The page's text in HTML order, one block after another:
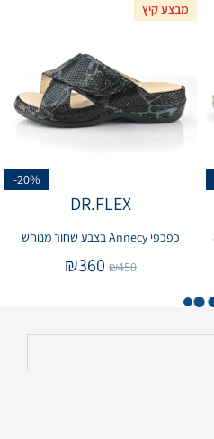
מבצע קיץ
-20%
DR.FLEX
כפכפי Annecy בצבע שחור מנוחש
₪450
₪360